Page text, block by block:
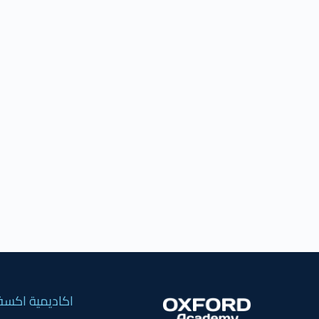
اكاديمية